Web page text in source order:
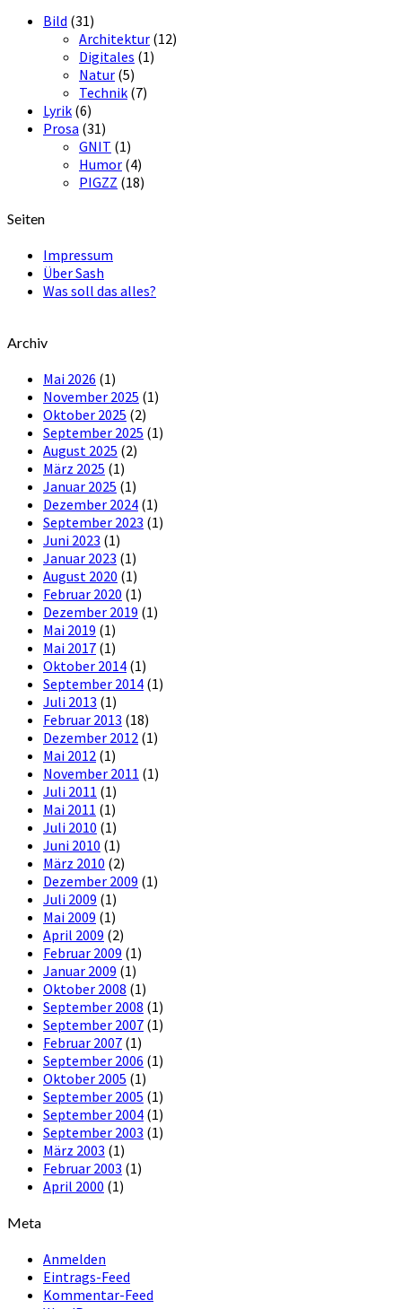
Bild (31)
Architektur (12)
Digitales (1)
Natur (5)
Technik (7)
Lyrik (6)
Prosa (31)
GNIT (1)
Humor (4)
PIGZZ (18)
Seiten
Impressum
Über Sash
Was soll das alles?
Archiv
Mai 2026 (1)
November 2025 (1)
Oktober 2025 (2)
September 2025 (1)
August 2025 (2)
März 2025 (1)
Januar 2025 (1)
Dezember 2024 (1)
September 2023 (1)
Juni 2023 (1)
Januar 2023 (1)
August 2020 (1)
Februar 2020 (1)
Dezember 2019 (1)
Mai 2019 (1)
Mai 2017 (1)
Oktober 2014 (1)
September 2014 (1)
Juli 2013 (1)
Februar 2013 (18)
Dezember 2012 (1)
Mai 2012 (1)
November 2011 (1)
Juli 2011 (1)
Mai 2011 (1)
Juli 2010 (1)
Juni 2010 (1)
März 2010 (2)
Dezember 2009 (1)
Juli 2009 (1)
Mai 2009 (1)
April 2009 (2)
Februar 2009 (1)
Januar 2009 (1)
Oktober 2008 (1)
September 2008 (1)
September 2007 (1)
Februar 2007 (1)
September 2006 (1)
Oktober 2005 (1)
September 2005 (1)
September 2004 (1)
September 2003 (1)
März 2003 (1)
Februar 2003 (1)
April 2000 (1)
Meta
Anmelden
Eintrags-Feed
Kommentar-Feed